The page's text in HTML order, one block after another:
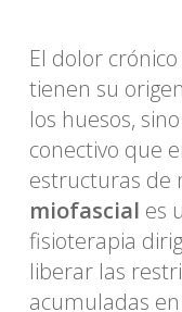
El dolor
tienen su
los huesos,
conectivo que
estructuras de
miofascial es
fisioterapia
liberar las
acumuladas